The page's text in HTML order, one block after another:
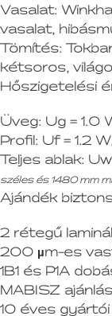
Vasalat:
vasalat,
Tömítés:
kétsoros,
Hőszigetelési
Üveg: Ug = 1.0
Profil: Uf = 1.2
Teljes ablak: Uw
széles és 1480 mm
Ajándék
2 rétegű
200 µm-es
1B1 és P1A
MABISZ ajánlás
10 éves gyártói